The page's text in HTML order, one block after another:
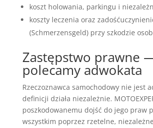
koszt holowania, parkingu i
koszty leczenia oraz
(Schmerzensgeld) przy szkodzie
Zastępstwo prawne
polecamy adwokata
Rzeczoznawca samochodowy nie jest
definicji działa niezależnie.
poszkodowanemu dojść do jego praw
wszystkim poprzez rzetelne,